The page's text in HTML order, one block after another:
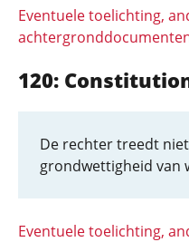
Eventuele toelichting,
120:
De rechter treedt
grondwettigheid van
Eventuele toelichting,